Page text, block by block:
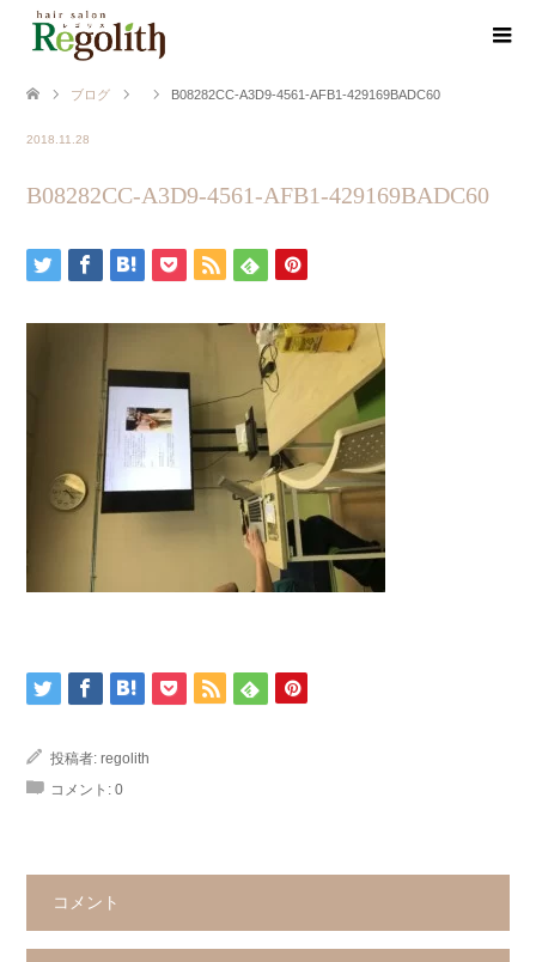
ブログ B08282CC-A3D9-4561-AFB1-429169BADC60
2018.11.28
B08282CC-A3D9-4561-AFB1-429169BADC60
投稿者: regolith
コメント: 0
コメント